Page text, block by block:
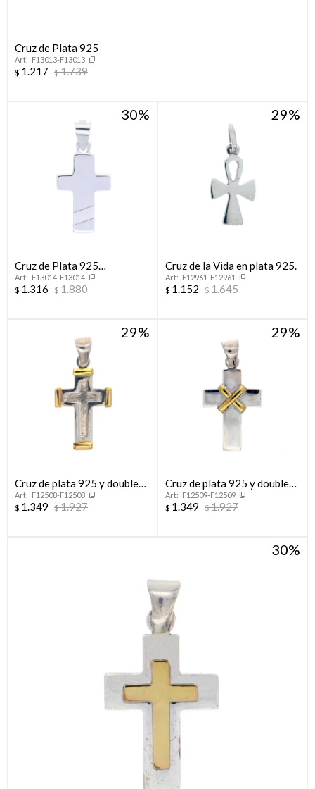
Cruz de Plata 925
F13013-F13013
$ 1.217 $1.739
30
Cruz de Plata 925
ARENADA
F13014-F13014
$ 1.316 $1.880
29
Cruz de la Vida en plata 925.
F12961-F12961
$ 1.152 $1.645
29
Cruz de plata 925 y double
en oro 18 ktes.
F12508-F12508
$ 1.349 $1.927
29
Cruz de plata 925 y double
en oro 18 ktes.
F12509-F12509
$ 1.349 $1.927
30